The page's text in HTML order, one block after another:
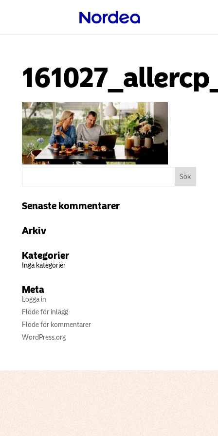
Senaste kommentarer
Arkiv
Kategorier
Inga kategorier
Meta
Logga in
Flöde för inlägg
Flöde för kommentarer
WordPress.org